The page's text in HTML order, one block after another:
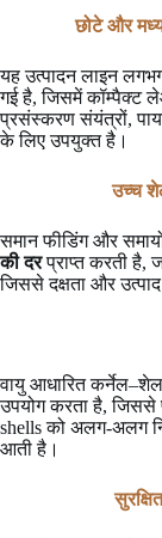
छोटे और
यह उत्पादन लाइन
गई है, जिसमें कॉम्पैक्ट
प्रसंस्करण संयंत्रों,
के लिए उपयुक्त है।
उच्च
समान फीडिंग और
की दरप्राप्त करती है,
जिससे दक्षता और
वायु आधारित
उपयोग करता है, जिससे
shells को अलग-अलग
आती है।